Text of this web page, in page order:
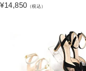
¥14,850 （税込）